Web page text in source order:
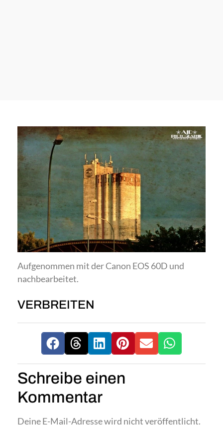
Aufgenommen mit der Canon EOS 60D und
nachbearbeitet.
VERBREITEN
Schreibe einen
Kommentar
Deine E-Mail-Adresse wird nicht veröffentlicht.